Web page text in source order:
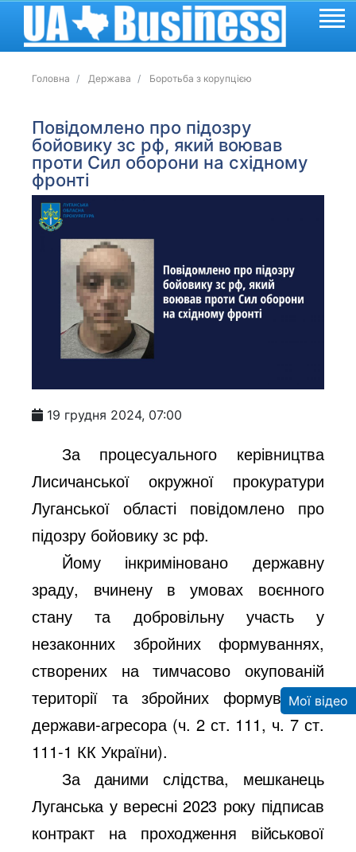
Головна Держава Боротьба з корупцією
Повідомлено про підозру
бойовику зс рф, який воював
проти Сил оборони на східному
фронті
19 грудня 2024, 07:00
За процесуального керівництва
Лисичанської окружної прокуратури
Луганської області повідомлено про
підозру бойовику зс рф.
Йому інкриміновано державну
зраду, вчинену в умовах воєнного
стану та добровільну участь у
незаконних збройних формуваннях,
створених на тимчасово окупованій
території та збройних формуваннях
держави-агресора (ч. 2 ст. 111, ч. 7 ст.
111-1 КК України).
За даними слідства, мешканець
Луганська у вересні 2023 року підписав
контракт на проходження військової
Мої відео